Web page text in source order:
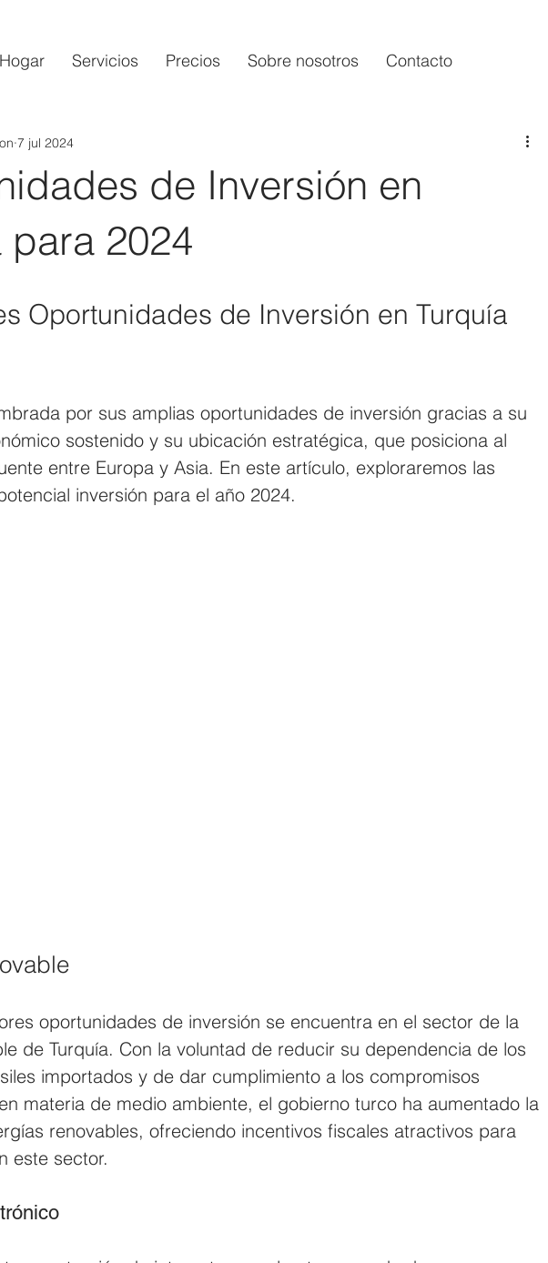
Hogar Servicios Precios Sobre nosotros Contacto
de Inversión en
para 2024
7 jul 2024
Oportunidades de Inversión en Turquía
por sus amplias oportunidades de inversión gracias a su
sostenido y su ubicación estratégica, que posiciona al
entre Europa y Asia. En este artículo, exploraremos las
inversión para el año 2024.
oportunidades de inversión se encuentra en el sector de la
de Turquía. Con la voluntad de reducir su dependencia de los
importados y de dar cumplimiento a los compromisos
materia de medio ambiente, el gobierno turco ha aumentado la
renovables, ofreciendo incentivos fiscales atractivos para
este sector.